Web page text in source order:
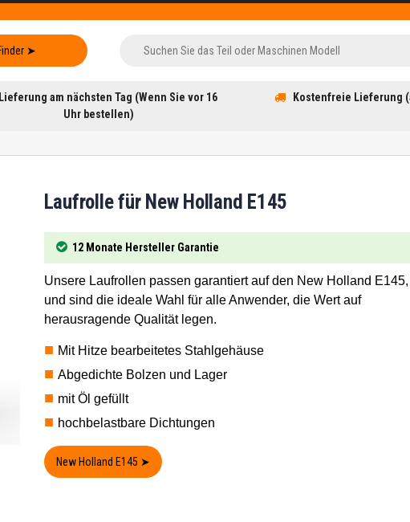
Lieferung am nächsten Tag (Wenn Sie vor 16
Uhr bestellen)
Kostenfreie Lieferung
Laufrolle für New Holland E145
12 Monate Hersteller Garantie
Unsere Laufrollen passen garantiert auf den New Holland E145,
und sind die ideale Wahl für alle Anwender, die Wert auf
herausragende Qualität legen.
Mit Hitze bearbeitetes Stahlgehäuse
Abgedichte Bolzen und Lager
mit Öl gefüllt
hochbelastbare Dichtungen
New Holland E145 ➤